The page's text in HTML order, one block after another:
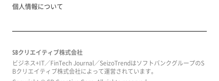
個人情報について
SBクリエイティブ株式会社
ビジネス+IT／FinTech Journal／SeizoTrendはソフトバンクグループのS
Bクリエイティブ株式会社によって運営されています。